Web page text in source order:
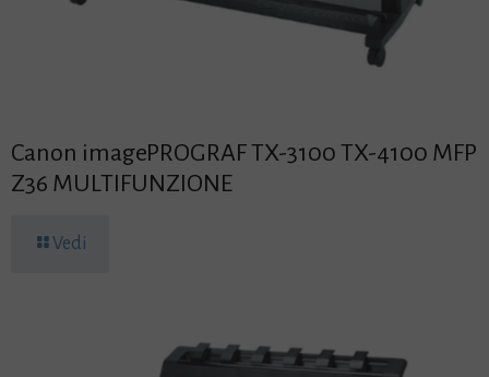
Canon imagePROGRAF TX-3100 TX-4100 MFP
Z36 MULTIFUNZIONE
Vedi